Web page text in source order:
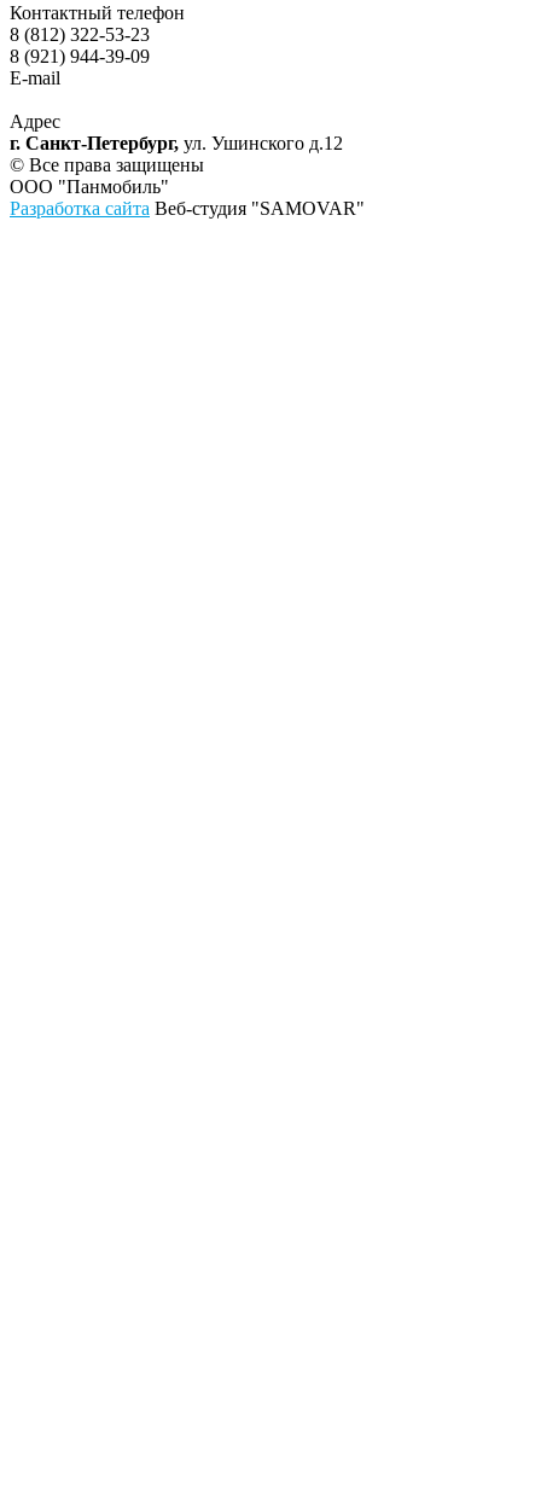
Контактный телефон
8 (812) 322-53-23
8 (921) 944-39-09
E-mail
Адрес
г. Санкт-Петербург, ул. Ушинского д.12
© Все права защищены
ООО "Панмобиль"
Разработка сайта Веб-студия "SAMOVAR"